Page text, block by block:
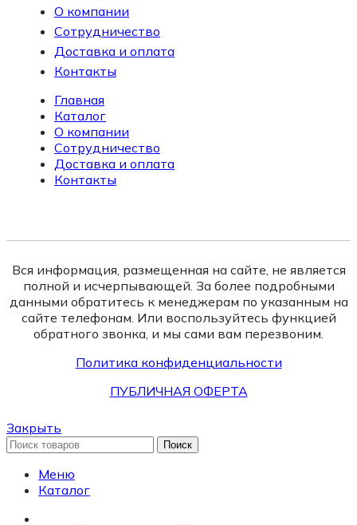
О компании
Сотрудничество
Доставка и оплата
Контакты
Главная
Каталог
О компании
Сотрудничество
Доставка и оплата
Контакты
Вся информация, размещенная на сайте, не является
полной и исчерпывающей. За более подробными
данными обратитесь к менеджерам по указанным на
сайте телефонам. Или воспользуйтесь функцией
обратного звонка, и мы сами вам перезвоним.
Политика конфиденциальности
ПУБЛИЧНАЯ ОФЕРТА
Закрыть
Поиск
Меню
Каталог